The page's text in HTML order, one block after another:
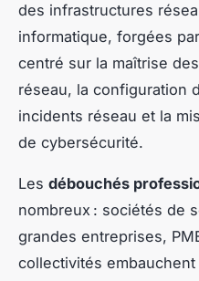
des infrastructures
informatique, forgées
centré sur la maîtrise
réseau, la configuration
incidents réseau et la
de cybersécurité.
Les débouchés
nombreux : sociétés de
grandes entreprises,
collectivités